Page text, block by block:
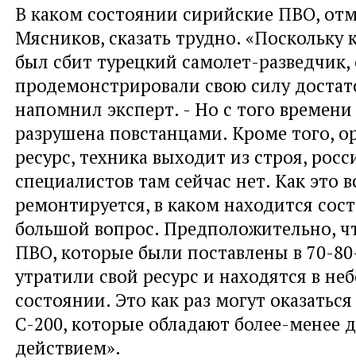
В каком состоянии сирийские ПВО,
Мясников, сказать трудно. «Поскольку
был сбит турецкий самолет-
продемонстрировали свою силу
напомнил эксперт. - Но с того
разрушена повстанцами. Кроме того,
ресурс, техника выходит из строя,
специалистов там сейчас нет. Как это
ремонтируется, в каком находится
большой вопрос. Предположительно,
ПВО, которые были поставлены в 70-
утратили свой ресурс и находятся в
состоянии. Это как раз могут
С-200, которые обладают более-менее
действием».